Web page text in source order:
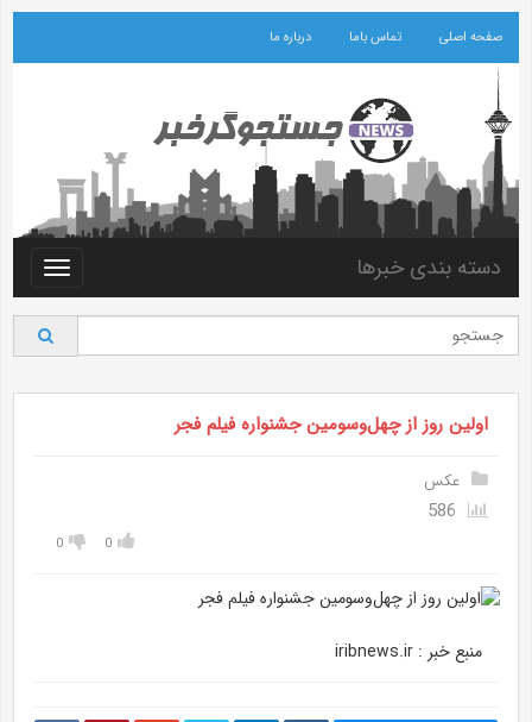
صفحه اصلی تماس باما درباره ما
Toggle
دسته بندی خبرها
اولین روز از چهل‌وسومین جشنواره فیلم فجر
عکس
0
0
منبع خبر : iribnews.ir